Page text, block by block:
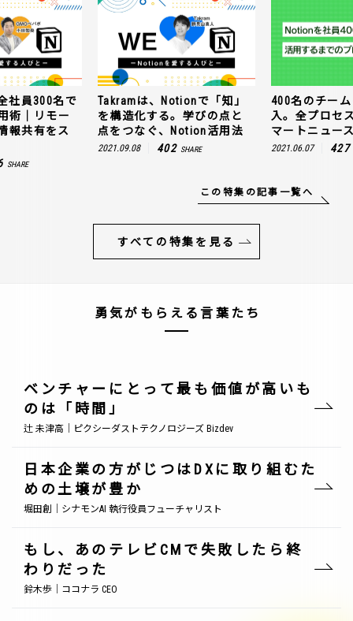
社員300名で
術｜リモー
報共有をス
SHARE
Takramは、Notionで「知」
を構造化する。学びの点と
点をつなぐ、Notion活用法
2021.09.08 402 SHARE
400名のチー
入。全プロセ
マートニュー
2021.06.07 427
この特集の記事一覧へ
すべての特集を見る
勇気がもらえる言葉たち
ベンチャーにとって最も価値が高いも
のは「時間」
辻 未津高｜ピクシーダストテクノロジーズ Bizdev
日本企業の方がじつはDXに取り組むた
めの土壌が豊か
堀田創｜シナモンAI 執行役員フューチャリスト
もし、あのテレビCMで失敗したら終
わりだった
鈴木歩｜ココナラ CEO